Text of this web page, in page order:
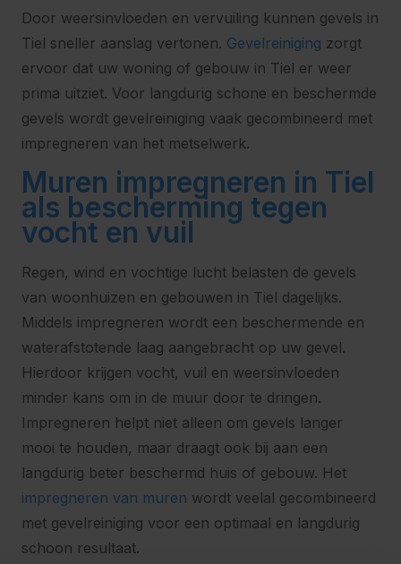
Door weersinvloeden en vervuiling kunnen gevels in
Tiel sneller aanslag vertonen. Gevelreiniging zorgt
ervoor dat uw woning of gebouw in Tiel er weer
prima uitziet. Voor langdurig schone en beschermde
gevels wordt gevelreiniging vaak gecombineerd met
impregneren van het metselwerk.
Muren impregneren in Tiel
als bescherming tegen
vocht en vuil
Regen, wind en vochtige lucht belasten de gevels
van woonhuizen en gebouwen in Tiel dagelijks.
Middels impregneren wordt een beschermende en
waterafstotende laag aangebracht op uw gevel.
Hierdoor krijgen vocht, vuil en weersinvloeden
minder kans om in de muur door te dringen.
Impregneren helpt niet alleen om gevels langer
mooi te houden, maar draagt ook bij aan een
langdurig beter beschermd huis of gebouw. Het
impregneren van muren wordt veelal gecombineerd
met gevelreiniging voor een optimaal en langdurig
schoon resultaat.